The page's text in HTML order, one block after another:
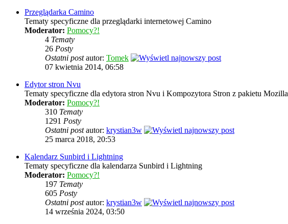
Przeglądarka Camino
Tematy specyficzne dla przeglądarki internetowej Camino
Moderator: Pomocy?!
4 Tematy
26 Posty
Ostatni postautor: Tomek
07 kwietnia 2014, 06:58
Edytor stron Nvu
Tematy specyficzne dla edytora stron Nvu i Kompozytora Stron z pakietu Mozilla
Moderator: Pomocy?!
310 Tematy
1291 Posty
Ostatni postautor: krystian3w
25 marca 2018, 20:53
Kalendarz Sunbird i Lightning
Tematy specyficzne dla kalendarza Sunbird i Lightning
Moderator: Pomocy?!
197 Tematy
605 Posty
Ostatni postautor: krystian3w
14 września 2024, 03:50